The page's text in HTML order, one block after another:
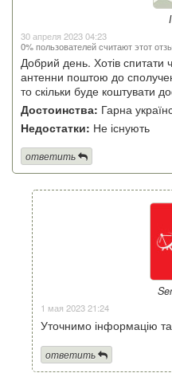
30 апреля 2023 04:23
0% пользователей считают этот
Добрий день. Хотів спитати
антенни поштою до
то скільки буде коштувати
Достоинства: Гарна
Недостатки: Не існують
ответить
1 мая 2023 21:24
Уточнимо інформацію
ответить